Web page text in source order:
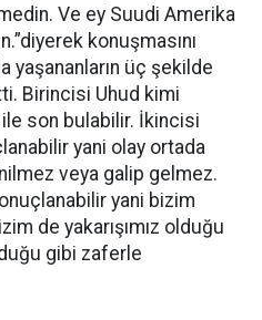
Ve ey Suudi Amerika
konuşmasını
yaşananların üç şekilde
Birincisi Uhud kimi
son bulabilir. İkincisi
yani olay ortada
veya galip gelmez.
yani bizim
de yakarışımız olduğu
gibi zaferle